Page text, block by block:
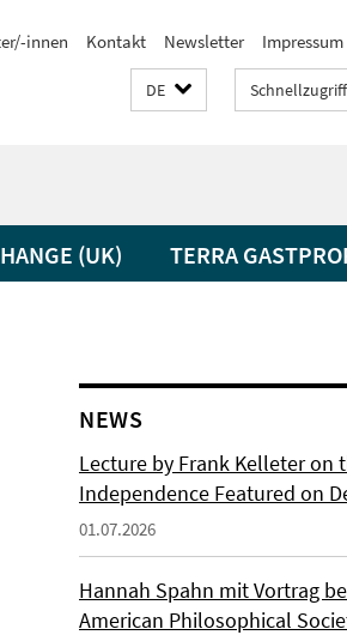
innen Kontakt Newsletter Impressum
DE Schnellzugriff
(UK) TERRA
NEWS
Lecture by Frank Kelleter on
Independence Featured on
01.07.2026
Hannah Spahn mit Vortrag
American Philosophical